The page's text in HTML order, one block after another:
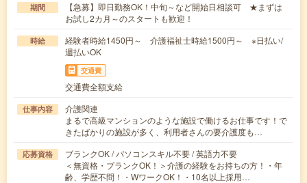
期間
【急募】即日勤務OK！中旬～など開始日相談可 ★まずは
お試し2カ月～のスタートも歓迎！
時給
経験者時給1450円～ 介護福祉士時給1500円～ ※日払い/
週払いOK
交通費
交通費全額支給
仕事内容
介護関連
まるで高級マンションのような施設で働けるお仕事です！で
きたばかりの施設が多く、利用者さんの要介護度も…
応募資格
ブランクOK / パソコンスキル不要 / 英語力不要
＜無資格・ブランクOK！＞介護の経験をお持ちの方！・年
齢、学歴不問！・WワークOK！・10名以上採用…